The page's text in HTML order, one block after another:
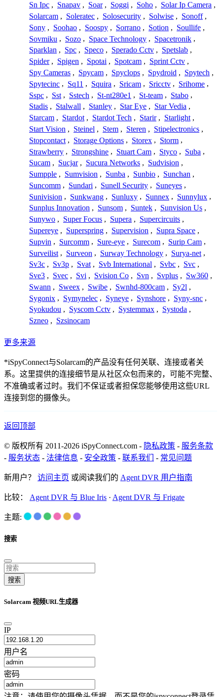
Sn Ipc , Snapav , Soar , Soggi , Soho , Solar Ip Camera ,
Solarcam , Soleratec , Solosecurity , Solwise , Sonoff ,
Sony , Soohao , Soospy , Sorrano , Sotion , Soullife ,
Sovmiku , Sozo , Space Technology , Spacetronik ,
Sparklan , Spc , Speco , Sperado Cctv , Spetslab ,
Spider , Spigen , Spotai , Spotcam , Sprint Cctv ,
Spy Cameras , Spycam , Spyclops , Spydroid , Spytech ,
Spytecinc , Sq11 , Squira , Sricam , Sricctv , Srihome ,
Sspc , Sst , Sstech , St-nt280e1 , St-team , Stabo ,
Stadis , Stalwall , Stanley , Star Eye , Star Vedia ,
Starcam , Stardot , Stardot Tech , Starir , Starlight ,
Start Vision , Steinel , Stem , Steren , Stipelectronics ,
Stopcontact , Storage Options , Storex , Storm ,
Strawberry , Strongshine , Stuart Cam , Styco , Suba ,
Sucam , Sucjar , Sucura Networks , Sudvision ,
Sumpple , Sumvision , Sunba , Sunbio , Sunchan ,
Suncomm , Sundari , Sunell Security , Suneyes ,
Sunivision , Sunkwang , Sunluxy , Sunnex , Sunnylux ,
Sunplus Innovation , Sunsom , Suntek , Sunvision Us ,
Sunywo , Super Focus , Supera , Supercircuits ,
Supereye , Superspring , Supervision , Supra Space ,
Supvin , Surcomm , Sure-eye , Surecom , Surip Cam ,
Surveilist , Surveon , Surway Technology , Surya-net ,
Sv3c , Sv3p , Svat , Svb International , Svbc , Svc ,
Sve3 , Svec , Svi , Svision Co , Svn , Svplus , Sw360 ,
Swann , Sweex , Swibe , Swnhd-800cam , Sy2l ,
Sygonix , Symynelec , Syneye , Synshore , Syny-snc ,
Syokudou , Syscom Cctv , Systemmax , Systoda ,
Szneo , Szsinocam
更多来源
*iSpyConnect与Solarcam的产品没有任何关联、连接或者关
系。这里提供的连接细节是从社区众包而来的，可能不完整、
不准确或者过时。我们不保证或者担保您能够使用这些URL
连接到您的摄像头。
返回顶部
© 版权所有 2011-2026 iSpyConnect.com - 隐私政策 - 服务条款
- 服务状态 - 法律信息 - 安全政策 - 联系我们 - 常见问题
新用户？ 访问主页 或阅读我们的 Agent DVR 用户指南
比较： Agent DVR 与 Blue Iris · Agent DVR 与 Frigate
主题:
搜索
搜索
Solarcam 视频URL生成器
IP
用户名
密码